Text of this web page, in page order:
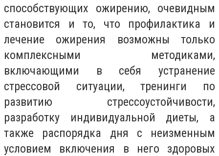
способствующих ожирению, очевидным
становится и то, что профилактика и
лечение ожирения возможны только
комплексными методиками,
включающими в себя устранение
стрессовой ситуации, тренинги по
развитию стрессоустойчивости,
разработку индивидуальной диеты, а
также распорядка дня с неизменным
условием включения в него здоровых